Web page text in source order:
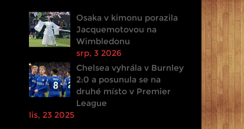
Osaka v kimonu porazila
Jacquemotovou na
Wimbledonu
srp, 3 2026
Chelsea vyhrála v Burnley
2:0 a posunula se na
druhé místo v Premier
League
lis, 23 2025